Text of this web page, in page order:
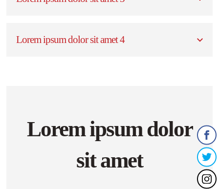
Lorem ipsum dolor sit amet 4
Lorem ipsum dolor
sit amet